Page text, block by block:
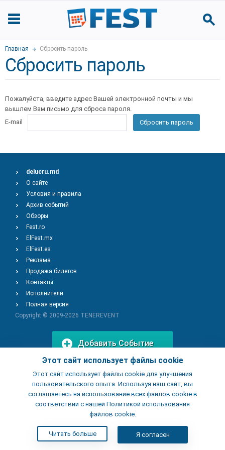
Главная Сбросить пароль
Сбросить пароль
Пожалуйста, введите адрес Вашей электронной почты и мы
вышлем Вам письмо для сброса пароля.
E-mail
Сбросить пароль
Этот сайт использует файлы cookie
Этот сайт использует файлы cookie для улучшения
пользовательского опыта. Используя наш сайт, вы
соглашаетесь на использование всех файлов cookie в
соответствии с нашей Политикой использования
файлов cookie.
Читать больше Я согласен
delucru.md
О сайте
Условия и правила
Архив событий
Обзоры
Fest.ro
ElFest.mx
ElFest.es
Реклама
Продажа билетов
Контакты
Исполнители
Полная версия
Copyright © 2009-2026 TENEREVENT
Добавить Событие
Добавить Заведение